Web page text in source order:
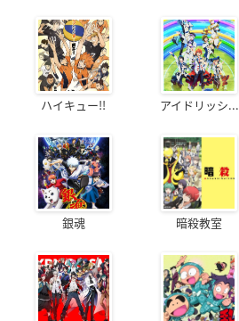
ハイキュー!! アイドリッシ...
銀魂 暗殺教室